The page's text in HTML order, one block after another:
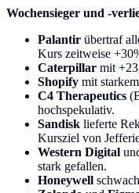
Wochensieger und -
Palantir übertraf
Kurs zeitweise
Caterpillar mit
Shopify mit
C4 Therapeutics
hochspekulativ.
Sandisk lieferte
Kursziel von
Western Digital
stark gefallen.
Honeywell